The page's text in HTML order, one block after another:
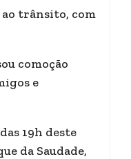
trânsito, com
comoção
e
19h deste
da Saudade,